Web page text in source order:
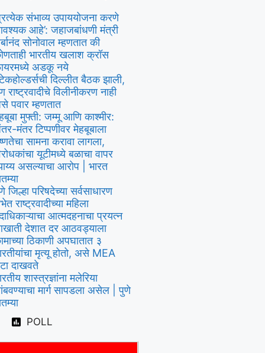
संभाव्य उपाययोजना करणे
आहे’: जहाजबांधणी मंत्री
सोनोवाल म्हणतात की
भारतीय खलाश क्रॉस
अडकू नये
दिल्लीत बैठक झाली,
राष्ट्रवादीचे विलीनीकरण नाही
पवार म्हणतात
मुफ्ती: जम्मू आणि काश्मीर:
मंतर टिप्पणीवर मेहबूबाला
सामना करावा लागला,
यूटीमध्ये बळाचा वापर
असल्याचा आरोप | भारत
जिल्हा परिषदेच्या सर्वसाधारण
राष्ट्रवादीच्या महिला
आत्मदहनाचा प्रयत्न
देशात दर आठवड्याला
ठिकाणी अपघातात ३
मृत्यू होतो, असे MEA
दाखवते
शास्त्रज्ञांना मलेरिया
मार्ग सापडला असेल | पुणे
POLL